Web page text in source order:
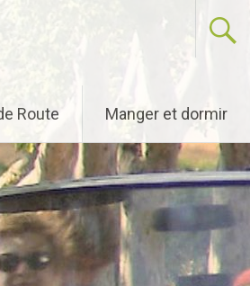
Route Manger et dormir